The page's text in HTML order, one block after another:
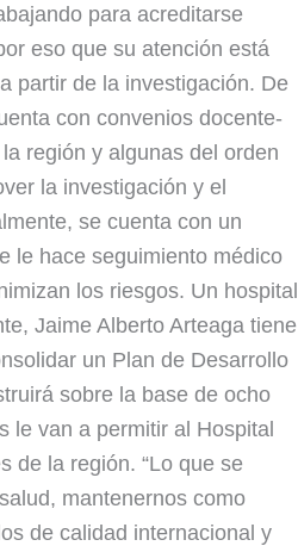
para acreditarse
eso que su atención está
partir de la investigación. De
con convenios docente-
región y algunas del orden
la investigación y el
se cuenta con un
le hace seguimiento médico
los riesgos. Un hospital
Jaime Alberto Arteaga tiene
un Plan de Desarrollo
sobre la base de ocho
le van a permitir al Hospital
de la región. “Lo que se
mantenernos como
de calidad internacional y